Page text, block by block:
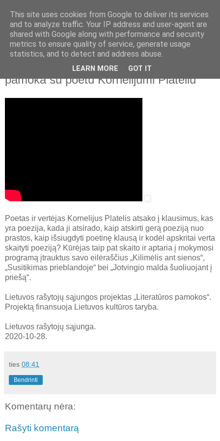
2020 m. spalio 28 d., trečiadienis
Lietuvos rašytojų sąjunga. Literatūros
pamoka su poetu Kornelijumi Plateliu
Poetas ir vertėjas Kornelijus Platelis atsako į klausimus, kas
yra poezija, kada ji atsirado, kaip atskirti gerą poeziją nuo
prastos, kaip išsiugdyti poetinę klausą ir kodėl apskritai verta
skaityti poeziją? Kūrėjas taip pat skaito ir aptaria į mokymosi
programą įtrauktus savo eilėraščius „Kilimėlis ant sienos“,
„Susitikimas prieblandoje“ bei „Jotvingio malda šuoliuojant į
priešą“.
Lietuvos rašytojų sąjungos projektas „Literatūros pamokos“.
Projektą finansuoja Lietuvos kultūros taryba.
Lietuvos rašytojų sąjunga.
2020-10-28.
ties 08:41
Bendrinti
Komentarų nėra:
Rašyti komentarą
This site uses cookies from Google to deliver its services
and to analyze traffic. Your IP address and user-agent are
shared with Google along with performance and security
metrics to ensure quality of service, generate usage
statistics, and to detect and address abuse.
LEARN MORE GOT IT